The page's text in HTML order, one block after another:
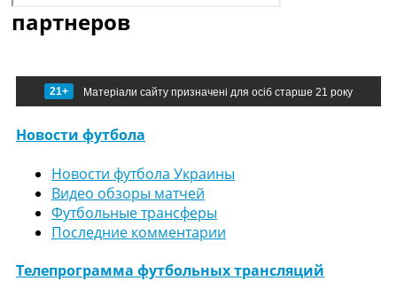
партнеров
21+ Матеріали сайту призначені для осіб старше 21 року
Новости футбола
Новости футбола Украины
Видео обзоры матчей
Футбольные трансферы
Последние комментарии
Телепрограмма футбольных трансляций